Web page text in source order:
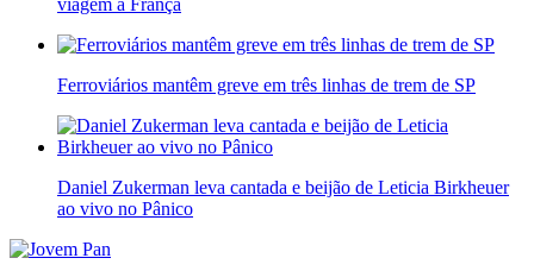
viagem à França
Ferroviários mantêm greve em três linhas de trem de SP
Daniel Zukerman leva cantada e beijão de Leticia Birkheuer
ao vivo no Pânico